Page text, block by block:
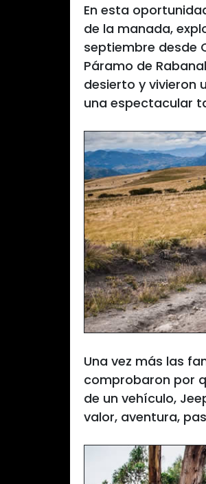
En esta
de la manada,
septiembre desde
Páramo de
desierto y vivieron
una espectacular
Una vez más las
comprobaron por
de un vehículo,
valor, aventura,